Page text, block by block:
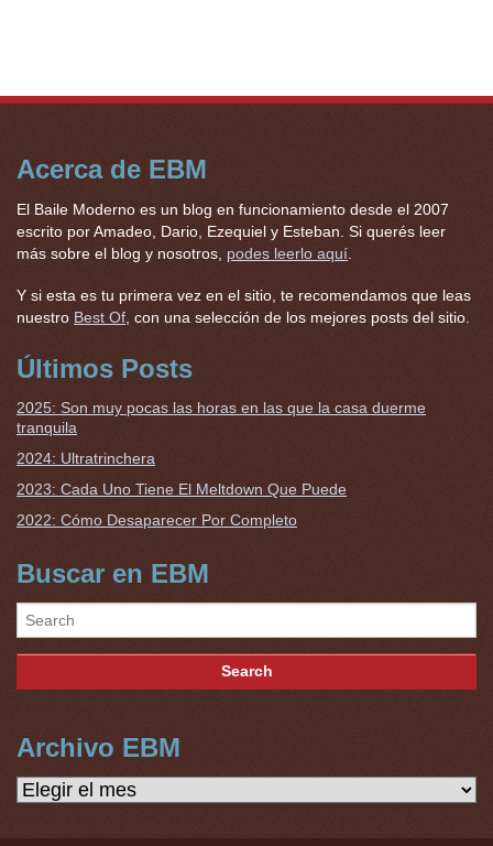
Acerca de EBM
El Baile Moderno es un blog en funcionamiento desde el 2007
escrito por Amadeo, Dario, Ezequiel y Esteban. Si querés leer
más sobre el blog y nosotros, podes leerlo aquí
Y si esta es tu primera vez en el sitio, te recomendamos que leas
nuestro Best Of , con una selección de los mejores posts del sitio.
Últimos Posts
2025: Son muy pocas las horas en las que la casa duerme
tranquila
2024: Ultratrinchera
2023: Cada Uno Tiene El Meltdown Que Puede
2022: Cómo Desaparecer Por Completo
Buscar en EBM
Archivo EBM
Archivo
EBM